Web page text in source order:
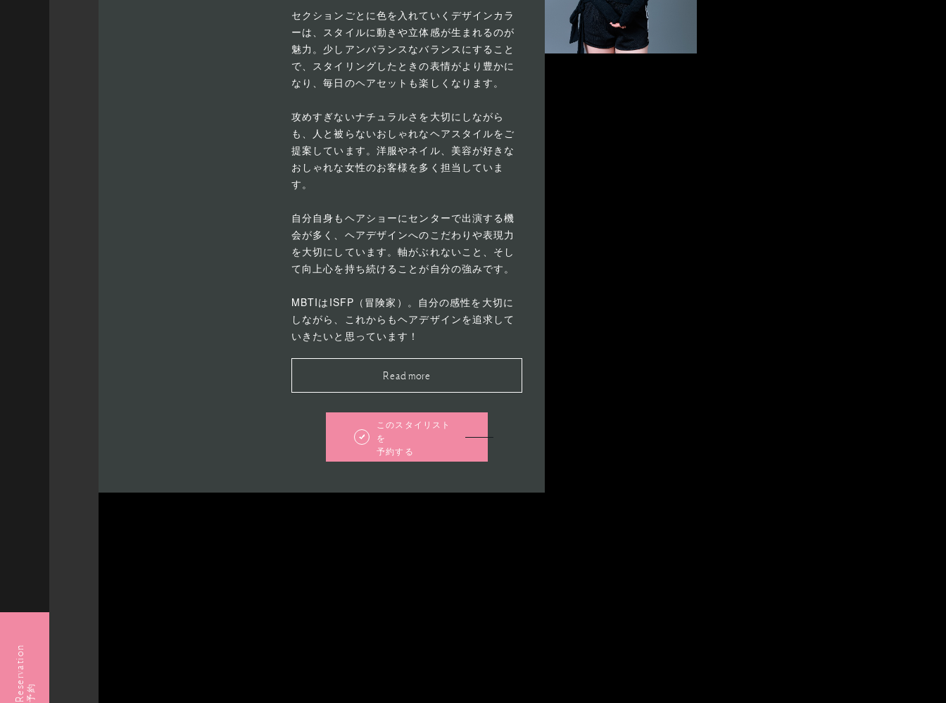
Reservation予約
セクションごとに色を入れていくデザインカラ
ーは、スタイルに動きや立体感が生まれるのが
魅力。少しアンバランスなバランスにすること
で、スタイリングしたときの表情がより豊かに
なり、毎日のヘアセットも楽しくなります。
攻めすぎないナチュラルさを大切にしながら
も、人と被らないおしゃれなヘアスタイルをご
提案しています。洋服やネイル、美容が好きな
おしゃれな女性のお客様を多く担当していま
す。
自分自身もヘアショーにセンターで出演する機
会が多く、ヘアデザインへのこだわりや表現力
を大切にしています。軸がぶれないこと、そし
て向上心を持ち続けることが自分の強みです。
MBTIはISFP（冒険家）。自分の感性を大切に
しながら、これからもヘアデザインを追求して
いきたいと思っています！
Read more
このスタイリスト
を
予約する